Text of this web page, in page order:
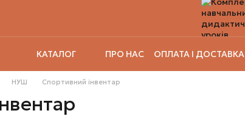
КАТАЛОГ ПРО НАС ОПЛАТА І ДОСТАВКА
НУШ Спортивний інвентар